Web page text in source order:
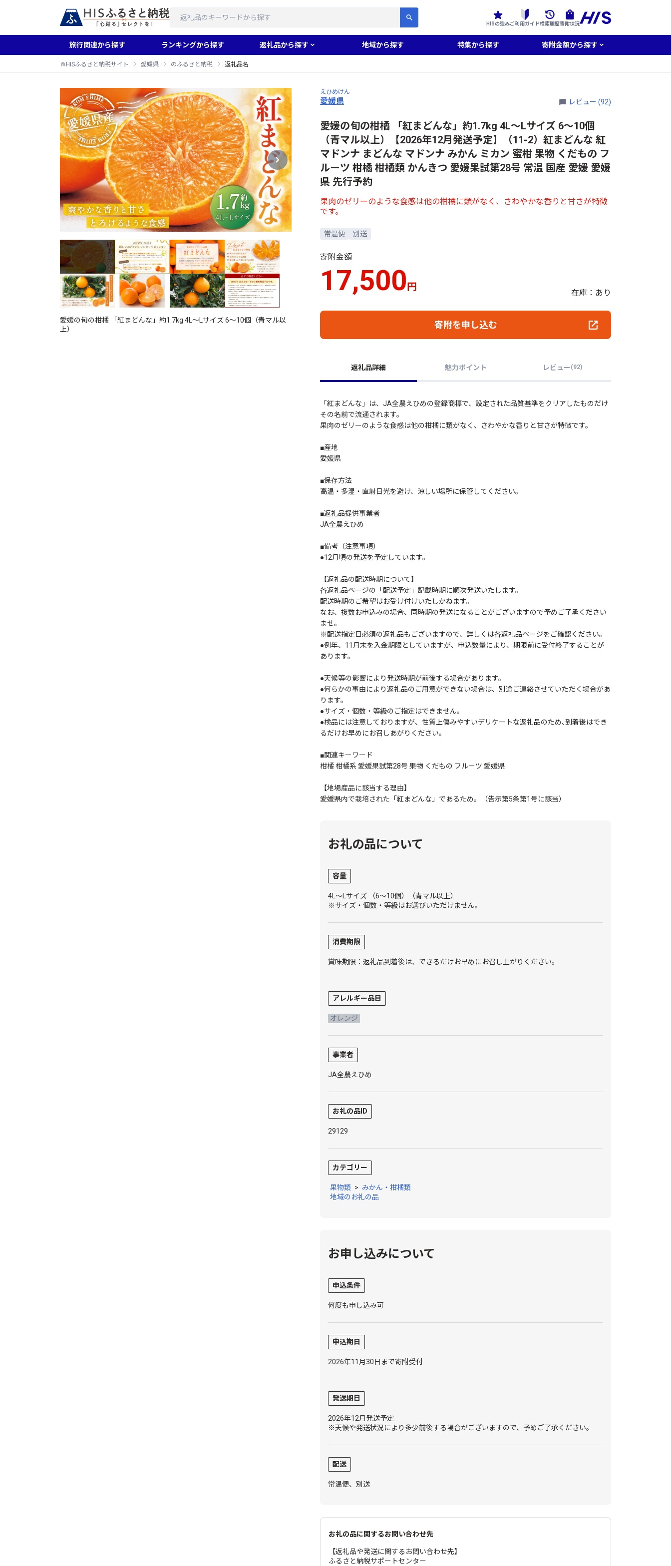
HISの強みご利用ガイド検索履歴寄附状況
旅行関連から探す ランキングから探す 返礼品から探す 地域から探す 特集から探す 寄附金額から探す
HISふるさと納税サイト 愛媛県 のふるさと納税 返礼品名
愛媛の旬の柑橘 「紅まどんな」約1.7kg 4L～Lサイズ 6～10個（青マル以
上）
えひめけん
愛媛県 レビュー (92)
愛媛の旬の柑橘 「紅まどんな」約1.7kg 4L～Lサイズ 6～10個
（青マル以上）【2026年12月発送予定】（11-2）紅まどんな 紅
マドンナ まどんな マドンナ みかん ミカン 蜜柑 果物 くだもの フ
ルーツ 柑橘 柑橘類 かんきつ 愛媛果試第28号 常温 国産 愛媛 愛媛
県 先行予約
果肉のゼリーのような食感は他の柑橘に類がなく、さわやかな香りと甘さが特徴
です。
常温便 別送
寄附金額
17,500円
在庫：あり
寄附を申し込む
返礼品詳細 魅力ポイント レビュー(92)
「紅まどんな」は、JA全農えひめの登録商標で、設定された品質基準をクリアしたものだけ
その名前で流通されます。
果肉のゼリーのような食感は他の柑橘に類がなく、さわやかな香りと甘さが特徴です。
■産地
愛媛県
■保存方法
高温・多湿・直射日光を避け、涼しい場所に保管してください。
■返礼品提供事業者
JA全農えひめ
■備考（注意事項）
●12月頃の発送を予定しています。
【返礼品の配送時期について】
各返礼品ページの「配送予定」記載時期に順次発送いたします。
配送時期のご希望はお受け付けいたしかねます。
なお、複数お申込みの場合、同時期の発送になることがございますので予めご了承ください
ませ。
※配送指定日必須の返礼品もございますので、詳しくは各返礼品ページをご確認ください。
●例年、11月末を入金期限としていますが、申込数量により、期限前に受付終了することが
あります。
●天候等の影響により発送時期が前後する場合があります。
●何らかの事由により返礼品のご用意ができない場合は、別途ご連絡させていただく場合があ
ります。
●サイズ・個数・等級のご指定はできません。
●検品には注意しておりますが、性質上傷みやすいデリケートな返礼品のため､到着後はでき
るだけお早めにお召しあがりください。
■関連キーワード
柑橘 柑橘系 愛媛果試第28号 果物 くだもの フルーツ 愛媛県
【地場産品に該当する理由】
愛媛県内で栽培された「紅まどんな」であるため。（告示第5条第1号に該当）
お礼の品について
容量
4L～Lサイズ （6～10個）（青マル以上）
※サイズ・個数・等級はお選びいただけません。
消費期限
賞味期限：返礼品到着後は、できるだけお早めにお召し上がりください。
アレルギー品目
オレンジ
事業者
JA全農えひめ
お礼の品ID
29129
カテゴリー
果物類 > みかん・柑橘類
地域のお礼の品
お申し込みについて
申込条件
何度も申し込み可
申込期日
2026年11月30日まで寄附受付
発送期日
2026年12月発送予定
※天候や発送状況により多少前後する場合がございますので、予めご了承ください。
配送
常温便、別送
お礼の品に関するお問い合わせ先
【返礼品や発送に関するお問い合わせ先】
ふるさと納税サポートセンター